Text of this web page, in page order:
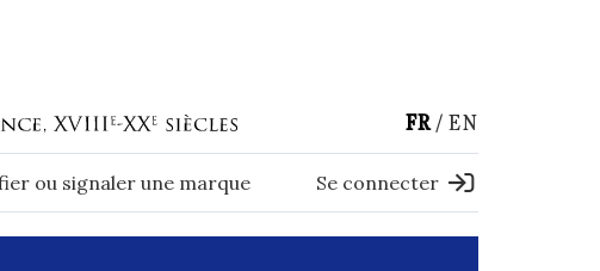
FR EN
ou signaler une marque Se connecter